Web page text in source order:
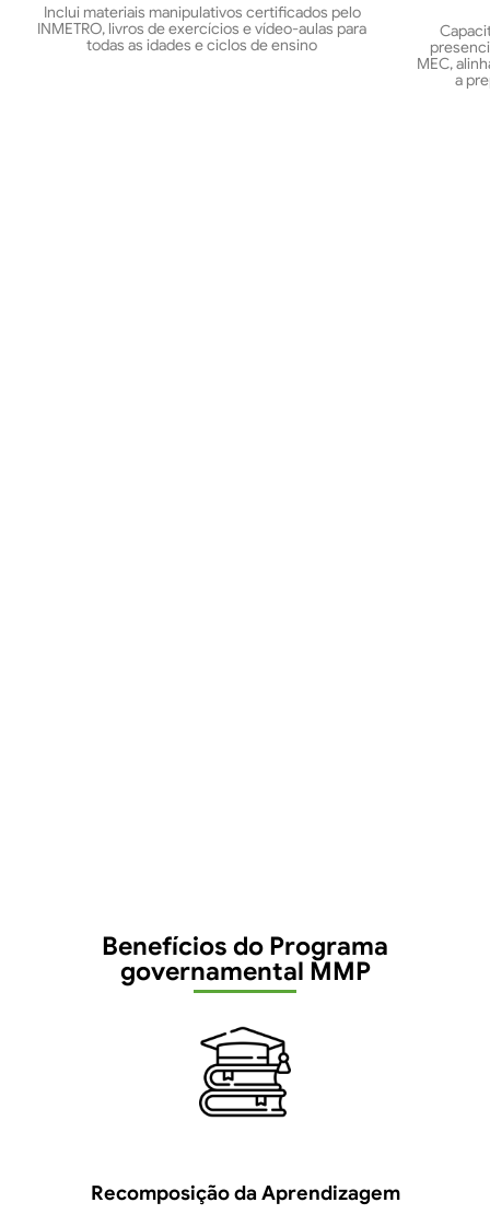
Inclui materiais manipulativos certificados pelo
INMETRO, livros de exercícios e vídeo-aulas para
todas as idades e ciclos de ensino
MEC,
a
Benefícios do Programa
governamental MMP
Recomposição da Aprendizagem